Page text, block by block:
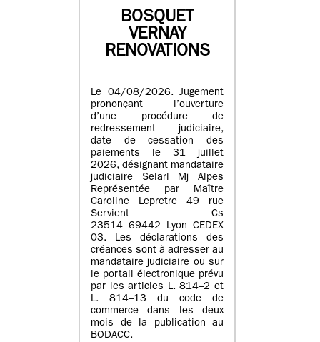
BOSQUET
VERNAY
RENOVATIONS
Le 04/08/2026. Jugement
prononçant l’ouverture
d’une procédure de
redressement judiciaire,
date de cessation des
paiements le 31 juillet
2026, désignant mandataire
judiciaire Selarl Mj Alpes
Représentée par Maître
Caroline Lepretre 49 rue
Servient Cs
23514 69442 Lyon CEDEX
03. Les déclarations des
créances sont à adresser au
mandataire judiciaire ou sur
le portail électronique prévu
par les articles L. 814–2 et
L. 814–13 du code de
commerce dans les deux
mois de la publication au
BODACC.